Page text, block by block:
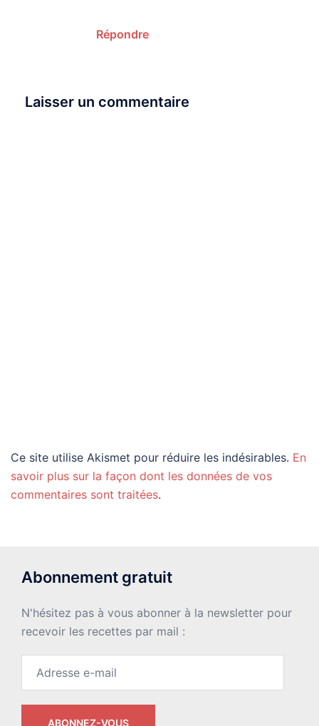
Répondre
Laisser un commentaire
Ce site utilise Akismet pour réduire les indésirables. En
savoir plus sur la façon dont les données de vos
commentaires sont traitées.
Abonnement gratuit
N'hésitez pas à vous abonner à la newsletter pour
recevoir les recettes par mail :
ABONNEZ-VOUS